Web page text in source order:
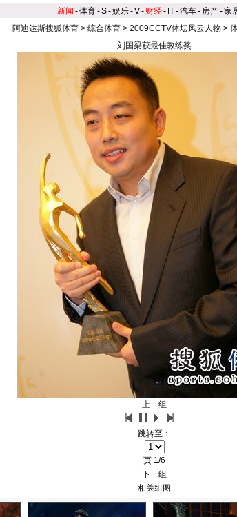
新闻 -体育-S-娱乐-V- 财经- IT-汽车- 房产-家
阿迪达斯搜狐体育 > 综合体育 > 2009CCTV体坛风云人物 >
刘国梁获最佳教练奖
上一组
跳转至：
页 1/6
下一组
相关组图